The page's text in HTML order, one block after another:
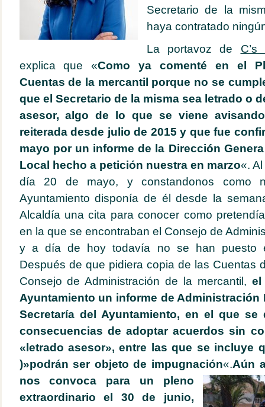
Secretario de la
haya contratado
La portavoz de C’s
explica que «Como ya comenté en el
Cuentas de la mercantil porque no se
que el Secretario de la misma sea letrado o
asesor, algo de lo que se viene
reiterada desde julio de 2015 y que fue
mayo por un informe de la Dirección
Local hecho a petición nuestra en marzo«.
día 20 de mayo, y constandonos como
Ayuntamiento disponía de él desde la
Alcaldía una cita para conocer como
en la que se encontraban el Consejo de
y a día de hoy todavía no se han puesto
Después de que pidiera copia de las Cuentas
Consejo de Administración de la mercantil, el
Ayuntamiento un informe de Administración
Secretaría del Ayuntamiento, en el que se
consecuencias de adoptar acuerdos sin
«letrado asesor», entre las que se incluye
)»podrán ser objeto de impugnación«.Aún
nos convoca para un pleno
extraordinario el 30 de junio,